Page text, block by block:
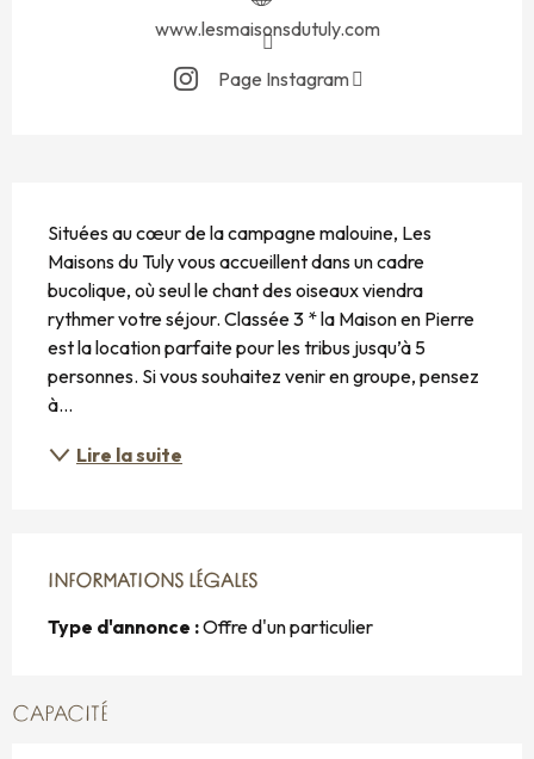
www.lesmaisonsdutuly.com
Page Instagram
Situées au cœur de la campagne malouine, Les
Maisons du Tuly vous accueillent dans un cadre
bucolique, où seul le chant des oiseaux viendra
rythmer votre séjour. Classée 3 * la Maison en Pierre
est la location parfaite pour les tribus jusqu’à 5
personnes. Si vous souhaitez venir en groupe, pensez
à...
Lire la suite
INFORMATIONS LÉGALES
INFORMATIONS LÉGALES
Type d'annonce :Offre d'un particulier
CAPACITÉ